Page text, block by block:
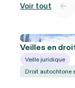
Voir tout
Veilles en
Veille juridique
Droit autochtone